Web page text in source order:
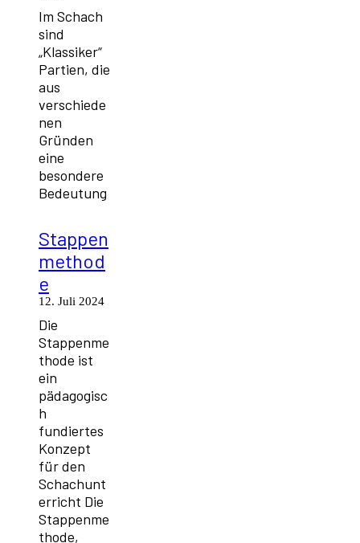
Im Schach
sind
„Klassiker“
Partien, die
aus
verschiede
nen
Gründen
eine
besondere
Bedeutung
Stappen
method
e
12. Juli 2024
Die
Stappenme
thode ist
ein
pädagogisc
h
fundiertes
Konzept
für den
Schachunt
erricht Die
Stappenme
thode,